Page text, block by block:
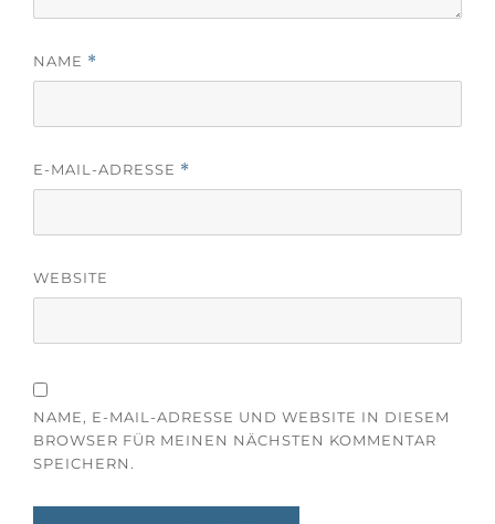
NAME *
E-MAIL-ADRESSE *
WEBSITE
NAME, E-MAIL-ADRESSE UND WEBSITE IN DIESEM
BROWSER FÜR MEINEN NÄCHSTEN KOMMENTAR
SPEICHERN.